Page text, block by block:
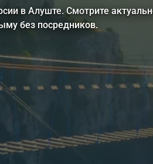
в Алуште. Смотрите
без посредников.